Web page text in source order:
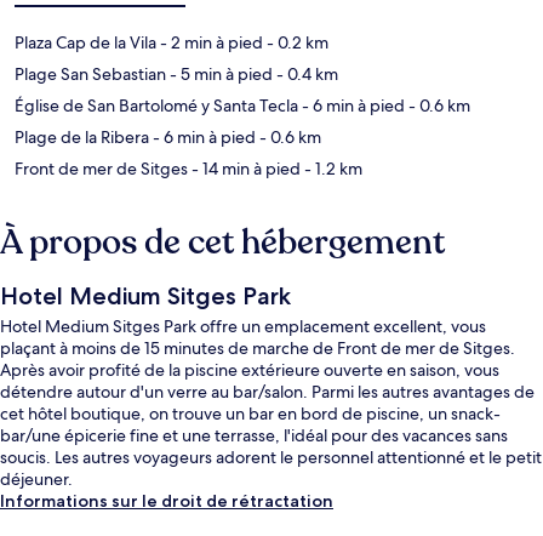
Plaza Cap de la Vila- 2 min à pied - 0.2 km
Plage San Sebastian- 5 min à pied - 0.4 km
Église de San Bartolomé y Santa Tecla- 6 min à pied - 0.6 km
Plage de la Ribera- 6 min à pied - 0.6 km
Front de mer de Sitges- 14 min à pied - 1.2 km
À propos de cet hébergement
Hotel Medium Sitges Park
Hotel Medium Sitges Park offre un emplacement excellent, vous
plaçant à moins de 15 minutes de marche de Front de mer de Sitges.
Après avoir profité de la piscine extérieure ouverte en saison, vous
détendre autour d'un verre au bar/salon. Parmi les autres avantages de
cet hôtel boutique, on trouve un bar en bord de piscine, un snack-
bar/une épicerie fine et une terrasse, l'idéal pour des vacances sans
soucis. Les autres voyageurs adorent le personnel attentionné et le petit
déjeuner.
Informations sur le droit de rétractation